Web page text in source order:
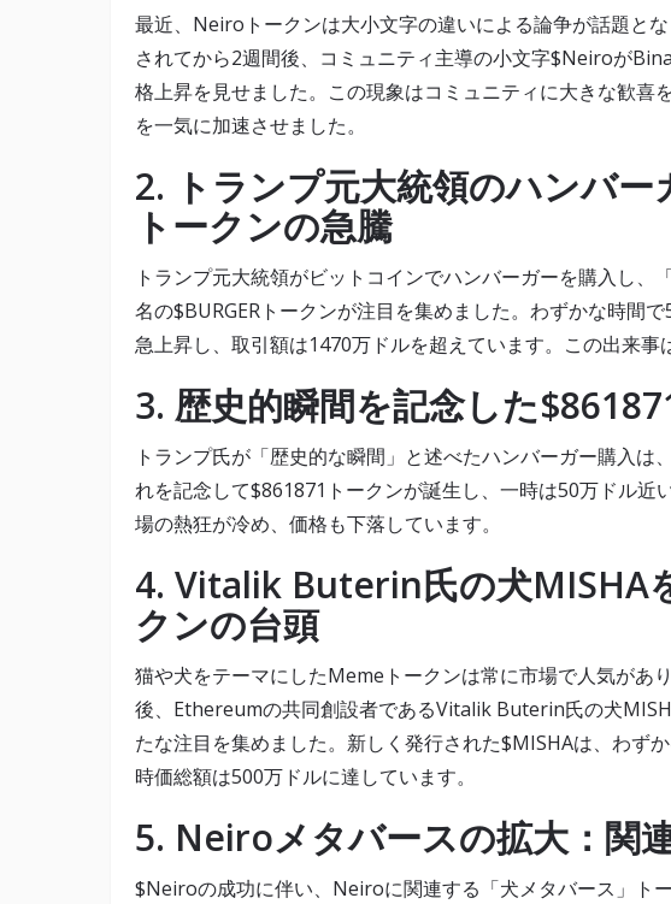
最近、Neiroトークンは大小文字の違いによる論争が話題と
されてから2週間後、コミュニティ主導の小文字$Neiroが
格上昇を見せました。この現象はコミュニティに大きな歓喜
を一気に加速させました。
2. トランプ元大統領のハンバー
トークンの急騰
トランプ元大統領がビットコインでハンバーガーを購入し
名の$BURGERトークンが注目を集めました。わずかな時間
急上昇し、取引額は1470万ドルを超えています。この出来事
3. 歴史的瞬間を記念した
トランプ氏が「歴史的な瞬間」と述べたハンバーガー購入は
れを記念して$861871トークンが誕生し、一時は50万ドル近
場の熱狂が冷め、価格も下落しています。
4. Vitalik Buterin氏の犬MISHA
クンの台頭
猫や犬をテーマにしたMemeトークンは常に市場で人気があ
後、Ethereumの共同創設者であるVitalik Buterin氏の犬
たな注目を集めました。新しく発行された$MISHAは、わず
時価総額は500万ドルに達しています。
5. Neiroメタバースの拡大：関
$Neiroの成功に伴い、Neiroに関連する「犬メタバース」ト